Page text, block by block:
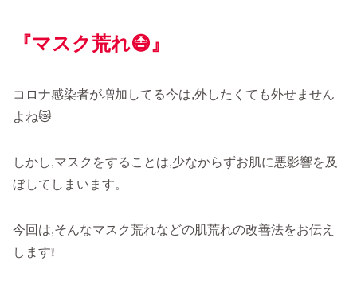
『マスク荒れ😷』
コロナ感染者が増加してる今は,外したくても外せません
よね😿
しかし,マスクをすることは,少なからずお肌に悪影響を及
ぼしてしまいます。
今回は,そんなマスク荒れなどの肌荒れの改善法をお伝え
します❕